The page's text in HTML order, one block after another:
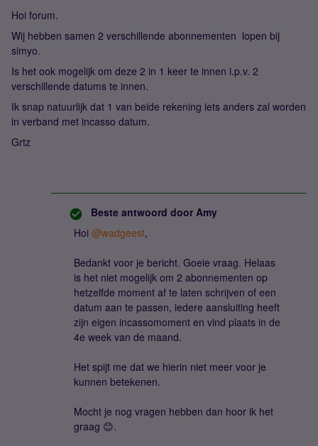
Hoi forum.
Wij hebben samen 2 verschillende abonnementen lopen bij
simyo.
Is het ook mogelijk om deze 2 in 1 keer te innen i.p.v. 2
verschillende datums te innen.
Ik snap natuurlijk dat 1 van beide rekening iets anders zal worden
in verband met incasso datum.
Grtz
Beste antwoord door Amy
Hoi @wadgeest,
Bedankt voor je bericht. Goeie vraag. Helaas
is het niet mogelijk om 2 abonnementen op
hetzelfde moment af te laten schrijven of een
datum aan te passen, iedere aansluiting heeft
zijn eigen incassomoment en vind plaats in de
4e week van de maand.
Het spijt me dat we hierin niet meer voor je
kunnen betekenen.
Mocht je nog vragen hebben dan hoor ik het
graag 😊.